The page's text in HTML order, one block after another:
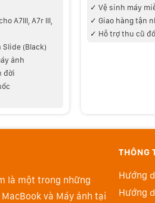
đảm bảo độ phơi sáng nhất quán
thể đồng bộ đèn flash ở bất kỳ
A7III, A7r III,
Slide (Black)
ảnh
đời
✓ Vệ sinh máy
✓ Giao hàng tận
✓ Hỗ trợ thu cũ
là một trong những
và Máy ảnh tại
THÔNG
Hướng
Hướng